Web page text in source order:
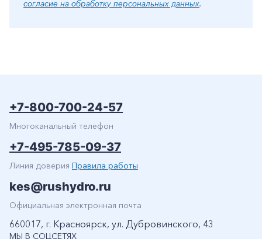
согласие на обработку персональных данных.
МЫ В СОЦСЕТЯХ
+7-800-700-24-57
Многоканальный телефон
+7-495-785-09-37
Линия доверия Правила работы
kes@rushydro.ru
Официальная электронная почта
660017, г. Красноярск, ул. Дубровинского, 43